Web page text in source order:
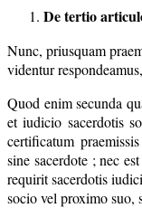
De tertio
Nunc, priusquam
videntur
Quod enim secunda
et iudicio sacerdotis
certificatum
sine sacerdote ; nec
requirit sacerdotis
socio vel proximo suo,